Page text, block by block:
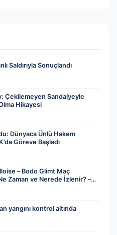
Saldırıyla Sonuçlandı
Çekilemeyen Sandalyeyle
Hikayesi
Dünyaca Ünlü Hakem
Göreve Başladı
– Bodo Glimt Maç
Zaman ve Nerede İzlenir? –
yangını kontrol altında